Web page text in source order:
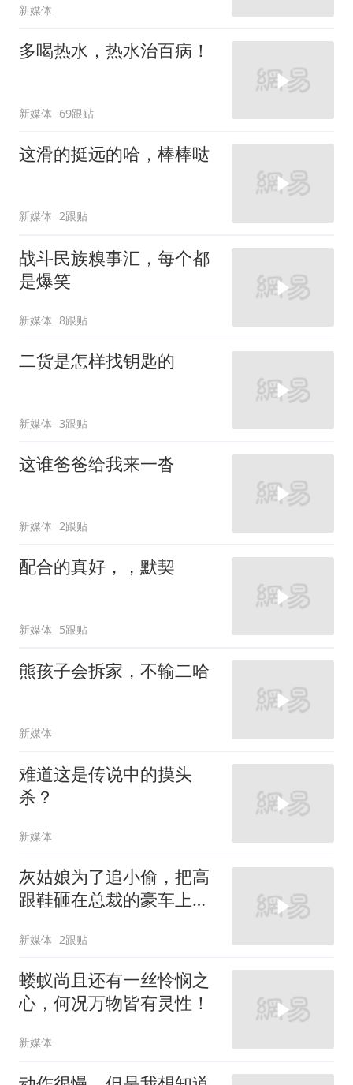
新媒体
多喝热水，热水治百病！
新媒体 69跟贴
这滑的挺远的哈，棒棒哒
新媒体 2跟贴
战斗民族糗事汇，每个都
是爆笑
新媒体 8跟贴
二货是怎样找钥匙的
新媒体 3跟贴
这谁爸爸给我来一沓
新媒体 2跟贴
配合的真好，，默契
新媒体 5跟贴
熊孩子会拆家，不输二哈
新媒体
难道这是传说中的摸头
杀？
新媒体
灰姑娘为了追小偷，把高
跟鞋砸在总裁的豪车上，
新媒体 2跟贴
蝼蚁尚且还有一丝怜悯之
心，何况万物皆有灵性！
新媒体